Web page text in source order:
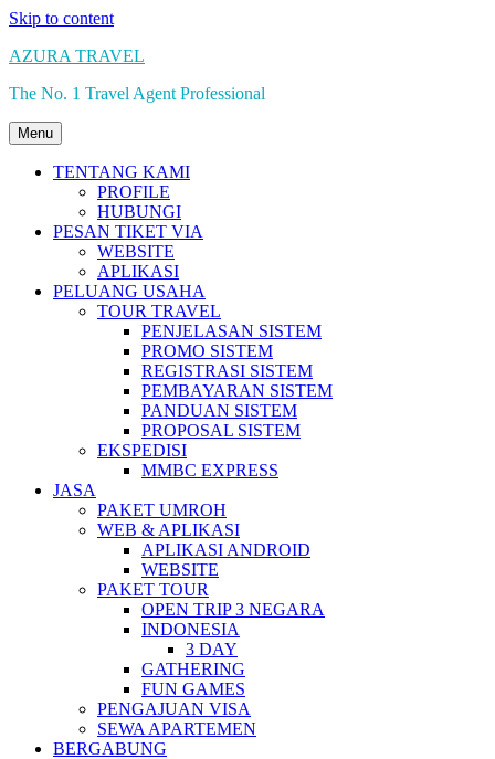
Skip to content
AZURA TRAVEL
The No. 1 Travel Agent Professional
Menu
TENTANG KAMI
PROFILE
HUBUNGI
PESAN TIKET VIA
WEBSITE
APLIKASI
PELUANG USAHA
TOUR TRAVEL
PENJELASAN SISTEM
PROMO SISTEM
REGISTRASI SISTEM
PEMBAYARAN SISTEM
PANDUAN SISTEM
PROPOSAL SISTEM
EKSPEDISI
MMBC EXPRESS
JASA
PAKET UMROH
WEB & APLIKASI
APLIKASI ANDROID
WEBSITE
PAKET TOUR
OPEN TRIP 3 NEGARA
INDONESIA
3 DAY
GATHERING
FUN GAMES
PENGAJUAN VISA
SEWA APARTEMEN
BERGABUNG